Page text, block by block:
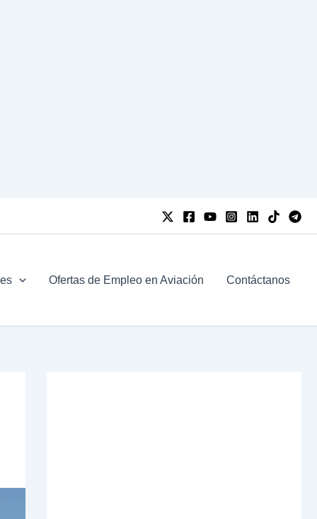
Ofertas de Empleo en Aviación Contáctanos